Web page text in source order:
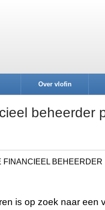
Over vlofin
beheerder
FINANCIEEL BEHEERDER
is op zoek naar een